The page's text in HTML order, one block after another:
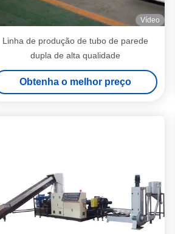
Vídeo
Linha de produção de tubo de parede
dupla de alta qualidade
Obtenha o melhor preço